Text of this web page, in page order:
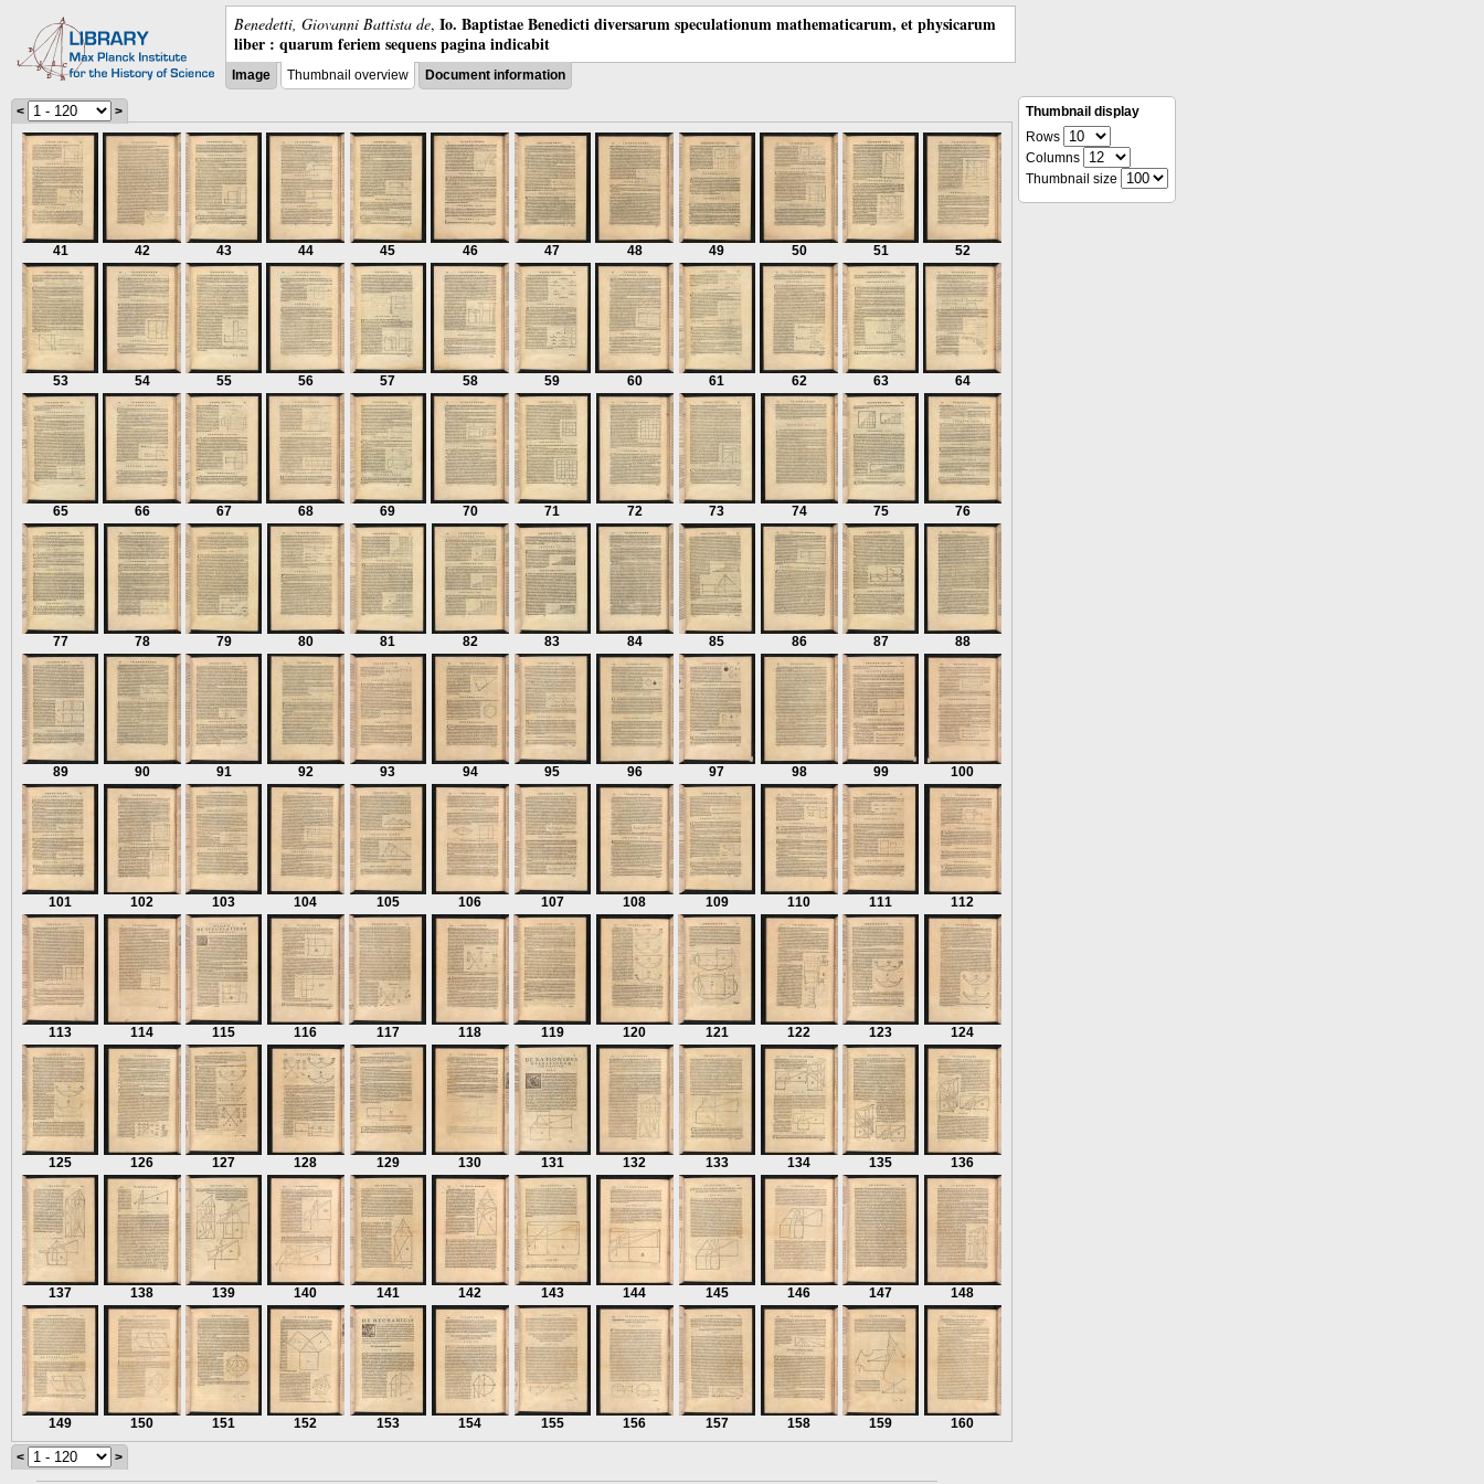
Benedetti, Giovanni Battista de, Io. Baptistae Benedicti diversarum speculationum mathematicarum, et physicarum
liber : quarum feriem sequens pagina indicabit
Image Thumbnail overview Document information
< >
41 42 43 44 45 46 47 48 49 50 51 52
53 54 55 56 57 58 59 60 61 62 63 64
65 66 67 68 69 70 71 72 73 74 75 76
77 78 79 80 81 82 83 84 85 86 87 88
89 90 91 92 93 94 95 96 97 98 99 100
101 102 103 104 105 106 107 108 109 110 111 112
113 114 115 116 117 118 119 120 121 122 123 124
125 126 127 128 129 130 131 132 133 134 135 136
137 138 139 140 141 142 143 144 145 146 147 148
149 150 151 152 153 154 155 156 157 158 159 160
< >
Thumbnail display
Rows
Columns
Thumbnail size